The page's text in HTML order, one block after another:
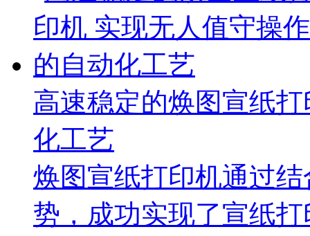
高速稳定的焕图宣纸
化工艺
焕图宣纸打印机通过
势，成功实现了宣纸